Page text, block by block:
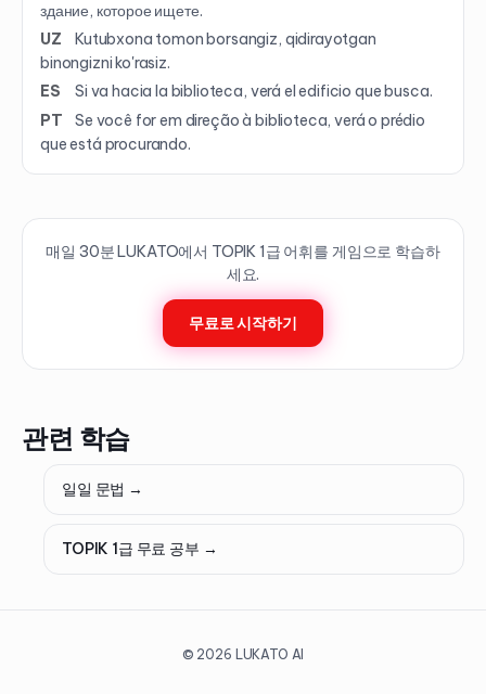
здание, которое ищете.
UZ
Kutubxona tomon borsangiz, qidirayotgan
binongizni ko'rasiz.
ES
Si va hacia la biblioteca, verá el edificio que busca.
PT
Se você for em direção à biblioteca, verá o prédio
que está procurando.
매일 30분 LUKATO에서 TOPIK 1급 어휘를 게임으로 학습하
세요.
무료로 시작하기
관련 학습
일일 문법 →
TOPIK 1급 무료 공부 →
© 2026 LUKATO AI